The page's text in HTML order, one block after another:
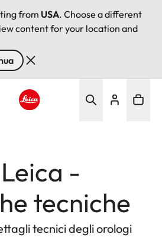
from USA. Choose a different
content for your location and
-
tecniche
tecnici degli orologi